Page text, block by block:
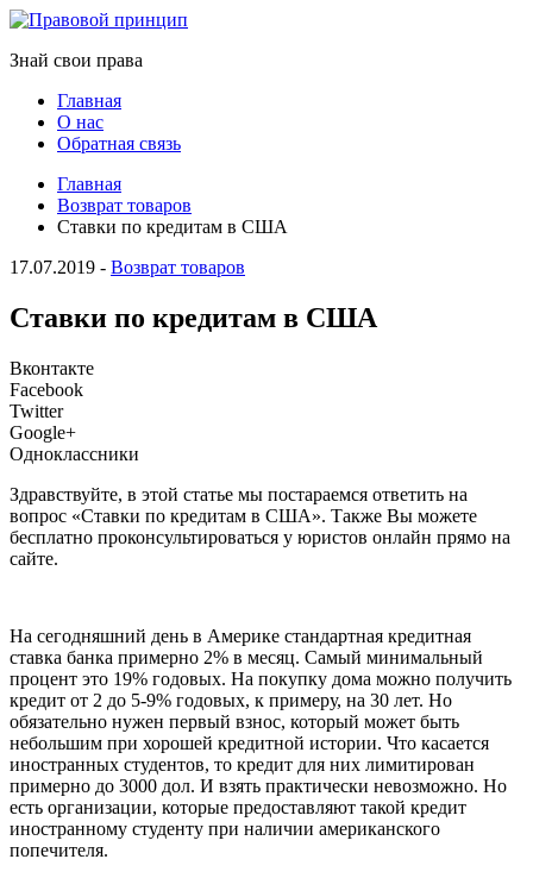
Знай свои права
Главная
О нас
Обратная связь
Главная
Возврат товаров
Ставки по кредитам в США
17.07.2019 - Возврат товаров
Ставки по кредитам в США
Вконтакте
Facebook
Twitter
Google+
Одноклассники
Здравствуйте, в этой статье мы постараемся ответить на
вопрос «Ставки по кредитам в США». Также Вы можете
бесплатно проконсультироваться у юристов онлайн прямо на
сайте.
На сегодняшний день в Америке стандартная кредитная
ставка банка примерно 2% в месяц. Самый минимальный
процент это 19% годовых. На покупку дома можно получить
кредит от 2 до 5-9% годовых, к примеру, на 30 лет. Но
обязательно нужен первый взнос, который может быть
небольшим при хорошей кредитной истории. Что касается
иностранных студентов, то кредит для них лимитирован
примерно до 3000 дол. И взять практически невозможно. Но
есть организации, которые предоставляют такой кредит
иностранному студенту при наличии американского
попечителя.